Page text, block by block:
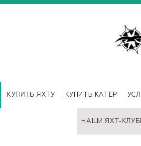
КУПИТЬ ЯХТУ КУПИТЬ КАТЕР
НАШИ ЯХТ-